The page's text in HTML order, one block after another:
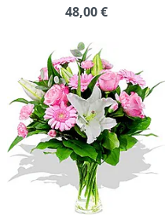
48,00€